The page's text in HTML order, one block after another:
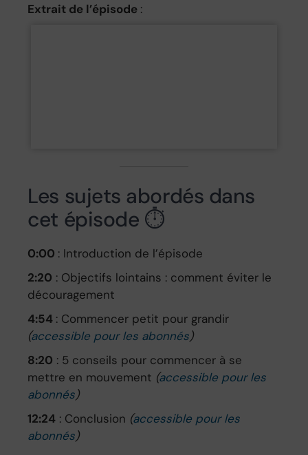
Extrait de l’épisode :
Les sujets abordés dans
cet épisode ⏱️
0:00 : Introduction de l’épisode
2:20 : Objectifs lointains : comment éviter le
découragement
4:54 : Commencer petit pour grandir
(accessible pour les abonnés)
8:20 : 5 conseils pour commencer à se
mettre en mouvement (accessible pour les
abonnés)
12:24 : Conclusion (accessible pour les
abonnés)